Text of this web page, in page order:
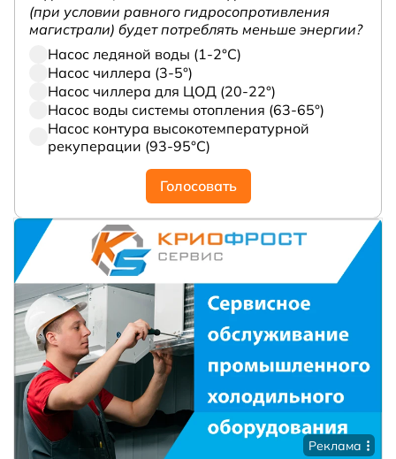
(при условии равного гидросопротивления
магистрали) будет потреблять меньше энергии?
Насос ледяной воды (1-2°С)
Насос чиллера (3-5°)
Насос чиллера для ЦОД (20-22°)
Насос воды системы отопления (63-65°)
Насос контура высокотемпературной
рекуперации (93-95°С)
Голосовать
Реклама